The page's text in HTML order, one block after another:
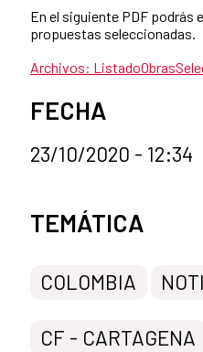
En el siguiente PDF podrás
propuestas seleccionadas.
Archivos:
FECHA
23/10/2020 - 12:34
Categorías de la noticia
TEMÁTICA
COLOMBIA
CF - CARTAGENA